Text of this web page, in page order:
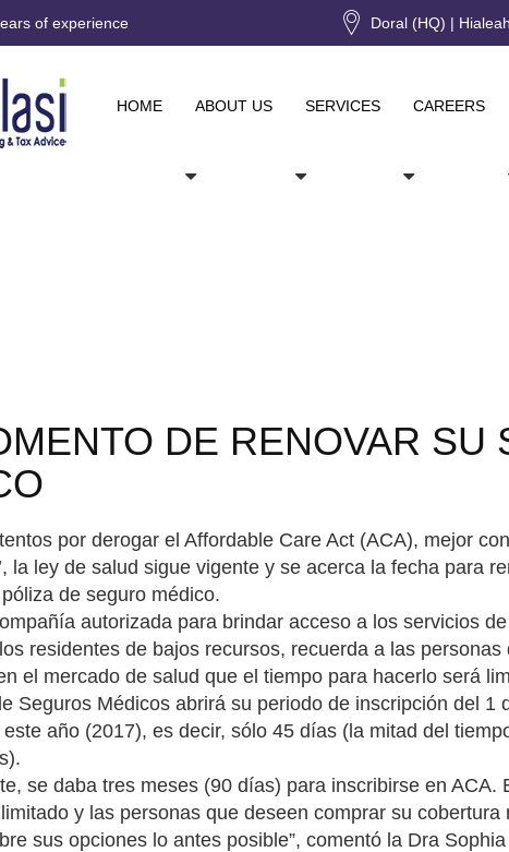
of experience Doral (HQ) |
HOME ABOUT US SERVICES CAREERS
DE RENOVAR SU
por derogar el Affordable Care Act (ACA), mejor
la ley de salud sigue vigente y se acerca la fecha para
de seguro médico.
autorizada para brindar acceso a los servicios
residentes de bajos recursos, recuerda a las
el mercado de salud que el tiempo para hacerlo será
Seguros Médicos abrirá su periodo de inscripción del 1
año (2017), es decir, sólo 45 días (la mitad del
se daba tres meses (90 días) para inscribirse en ACA.
y las personas que deseen comprar su cobertura
sus opciones lo antes posible”, comentó la Dra